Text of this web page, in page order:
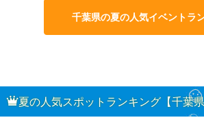
千葉県の夏の人気イベントラ
夏の人気スポットランキング【千葉県